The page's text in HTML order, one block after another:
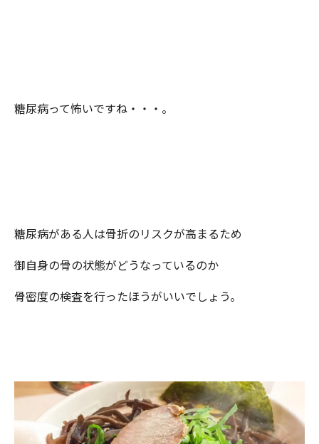
糖尿病って怖いですね・・・。
糖尿病がある人は骨折のリスクが高まるため
御自身の骨の状態がどうなっているのか
骨密度の検査を行ったほうがいいでしょう。